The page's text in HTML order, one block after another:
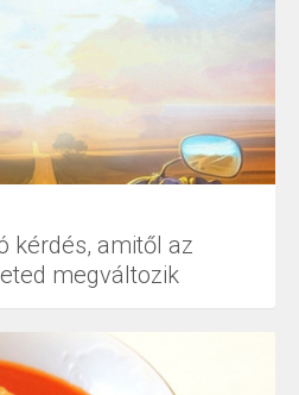
kérdés, amitől az
megváltozik